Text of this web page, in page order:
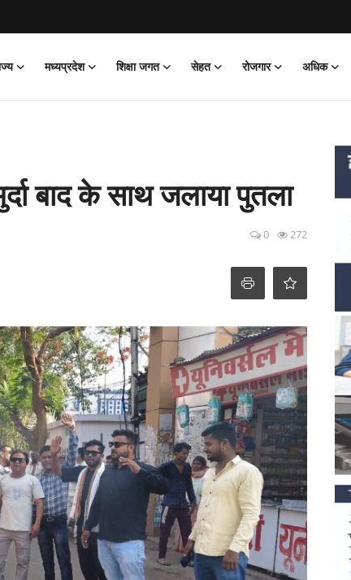
मध्यप्रदेश शिक्षा जगत सेहत रोजगार
अधिक
बाद के साथ जलाया पुतला
0 272